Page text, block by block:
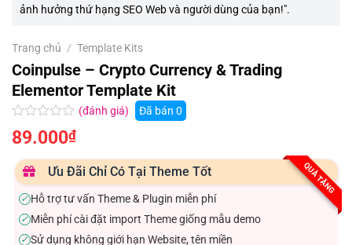
ảnh hưởng thứ hạng SEO Web và người dùng của bạn!".
Trang chủ / Template Kits
Coinpulse – Crypto Currency & Trading
Elementor Template Kit
Được
xếp
0.0
5
sao
(đánh giá) Đã bán 0
89.000₫
QUÀ TẶNG
Ưu Đãi Chỉ Có Tại Theme Tốt
✓Hỗ trợ tư vấn Theme & Plugin miễn phí
✓Miễn phí cài đặt import Theme giống mẫu demo
✓Sử dụng không giới hạn Website, tên miền